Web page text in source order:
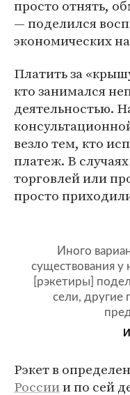
просто отнять,
— поделился
экономических
Платить за
кто занимался
деятельностью.
везло тем, кто
платеж. В
торговлей или
просто
Иного
существования
[рэкетиры]
сели, другие
Рэкет в
Россиии по сей